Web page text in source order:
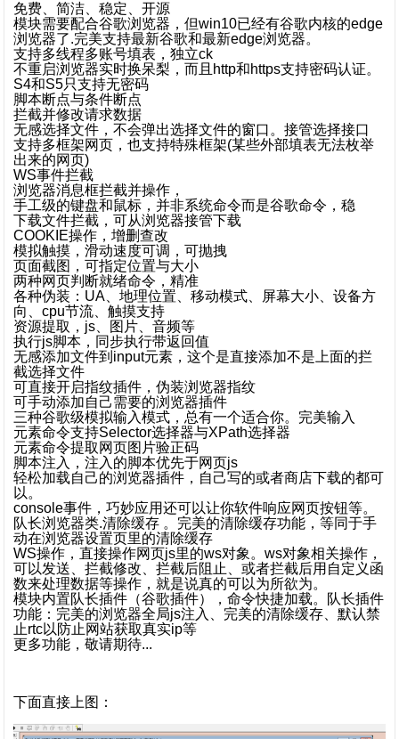
免费、简洁、稳定、开源
模块需要配合谷歌浏览器，但win10已经有谷歌内核的edge
浏览器了.完美支持最新谷歌和最新edge浏览器。
支持多线程多账号填表，独立ck
不重启浏览器实时换呆梨，而且http和https支持密码认证。
S4和S5只支持无密码
脚本断点与条件断点
拦截并修改请求数据
无感选择文件，不会弹出选择文件的窗口。接管选择接口
支持多框架网页，也支持特殊框架(某些外部填表无法枚举
出来的网页)
WS事件拦截
浏览器消息框拦截并操作，
手工级的键盘和鼠标，并非系统命令而是谷歌命令，稳
下载文件拦截，可从浏览器接管下载
COOKIE操作，增删查改
模拟触摸，滑动速度可调，可抛拽
页面截图，可指定位置与大小
两种网页判断就绪命令，精准
各种伪装：UA、地理位置、移动模式、屏幕大小、设备方
向、cpu节流、触摸支持
资源提取，js、图片、音频等
执行js脚本，同步执行带返回值
无感添加文件到input元素，这个是直接添加不是上面的拦
截选择文件
可直接开启指纹插件，伪装浏览器指纹
可手动添加自己需要的浏览器插件
三种谷歌级模拟输入模式，总有一个适合你。完美输入
元素命令支持Selector选择器与XPath选择器
元素命令提取网页图片验正码
脚本注入，注入的脚本优先于网页js
轻松加载自己的浏览器插件，自己写的或者商店下载的都可
以。
console事件，巧妙应用还可以让你软件响应网页按钮等。
队长浏览器类.清除缓存 。完美的清除缓存功能，等同于手
动在浏览器设置页里的清除缓存
WS操作，直接操作网页js里的ws对象。ws对象相关操作，
可以发送、拦截修改、拦截后阻止、或者拦截后用自定义函
数来处理数据等操作，就是说真的可以为所欲为。
模块内置队长插件（谷歌插件），命令快捷加载。队长插件
功能：完美的浏览器全局js注入、完美的清除缓存、默认禁
止rtc以防止网站获取真实ip等
更多功能，敬请期待...
下面直接上图：